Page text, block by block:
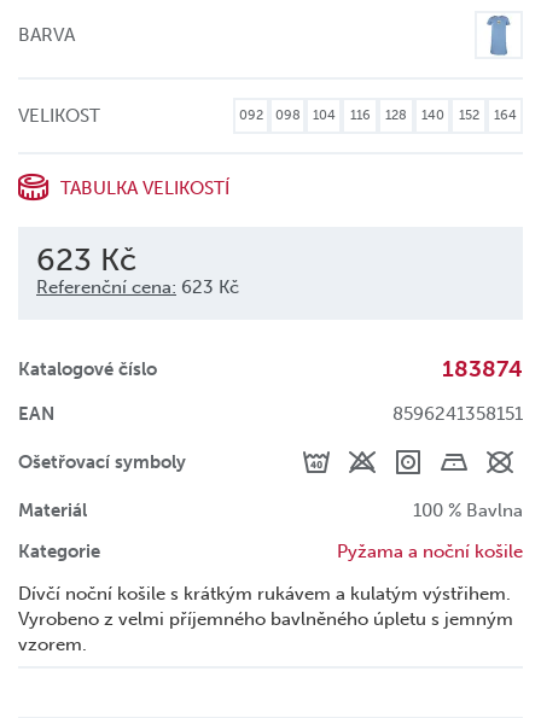
BARVA
VELIKOST 092 098 104 116 128 140 152 164
TABULKA VELIKOSTÍ
623 Kč
Referenční cena: 623 Kč
Katalogové číslo 183874
EAN 8596241358151
Ošetřovací symboly
Materiál
100 % Bavlna
Kategorie
Pyžama a noční košile
Dívčí noční košile s krátkým rukávem a kulatým výstřihem.
Vyrobeno z velmi příjemného bavlněného úpletu s jemným
vzorem.